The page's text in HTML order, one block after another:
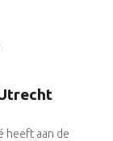
heeft aan de